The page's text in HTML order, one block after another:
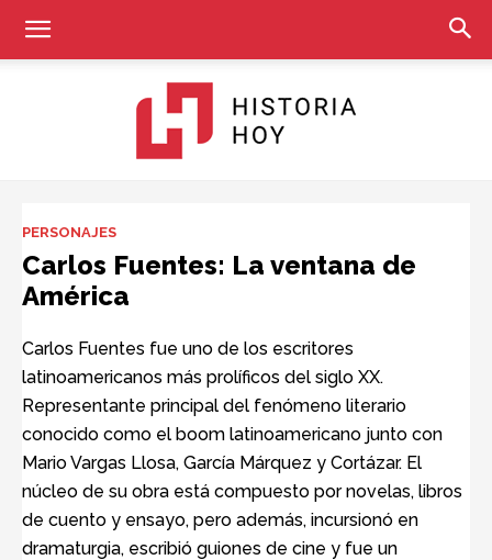
PERSONAJES
Carlos Fuentes: La ventana de
América
Carlos Fuentes fue uno de los escritores
latinoamericanos más prolíficos del siglo XX.
Representante principal del fenómeno literario
conocido como el boom latinoamericano junto con
Mario Vargas Llosa, García Márquez y Cortázar. El
núcleo de su obra está compuesto por novelas, libros
de cuento y ensayo, pero además, incursionó en
dramaturgia, escribió guiones de cine y fue un